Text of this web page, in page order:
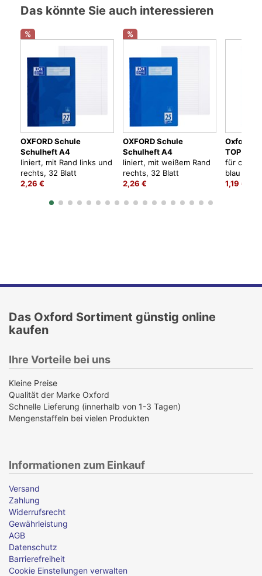
Das könnte Sie auch interessieren
%
OXFORD Schule
Schulheft A4
liniert, mit Rand links und
rechts, 32 Blatt
2,26 €
%
OXFORD Schule
Schulheft A4
liniert, mit weißem Rand
rechts, 32 Blatt
2,26 €
Oxford
TOP
für ca.
blau
1,19 €
Das Oxford Sortiment günstig online
kaufen
Ihre Vorteile bei uns
Kleine Preise
Qualität der Marke Oxford
Schnelle Lieferung (innerhalb von 1-3 Tagen)
Mengenstaffeln bei vielen Produkten
Informationen zum Einkauf
Versand
Zahlung
Widerrufsrecht
Gewährleistung
AGB
Datenschutz
Barrierefreiheit
Cookie Einstellungen verwalten